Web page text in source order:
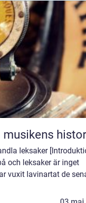
musikens
leksaker
och leksaker är inget
vuxit lavinartat de